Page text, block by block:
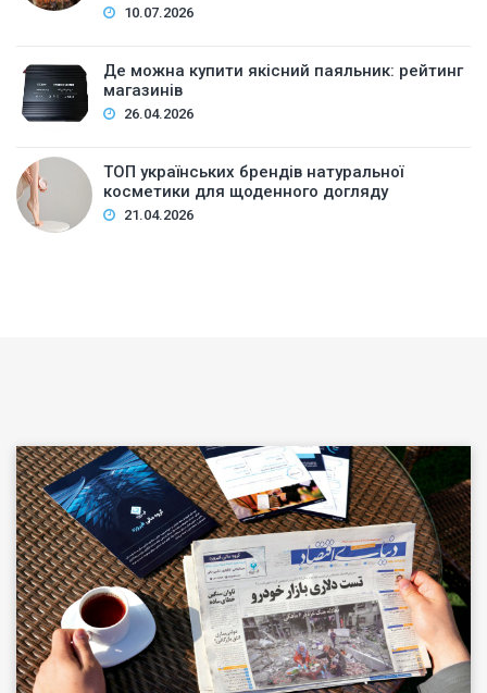
10.07.2026
Де можна купити якісний паяльник: рейтинг
магазинів
26.04.2026
ТОП українських брендів натуральної
косметики для щоденного догляду
21.04.2026